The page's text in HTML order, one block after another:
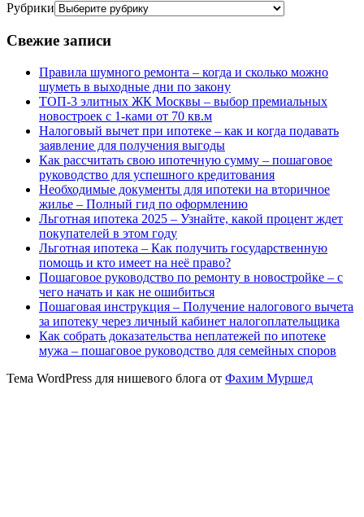
Рубрики
Свежие записи
Правила шумного ремонта – когда и сколько можно
шуметь в выходные дни по закону
ТОП-3 элитных ЖК Москвы – выбор премиальных
новостроек с 1-ками от 70 кв.м
Налоговый вычет при ипотеке – как и когда подавать
заявление для получения выгоды
Как рассчитать свою ипотечную сумму – пошаговое
руководство для успешного кредитования
Необходимые документы для ипотеки на вторичное
жилье – Полный гид по оформлению
Льготная ипотека 2025 – Узнайте, какой процент ждет
покупателей в этом году
Льготная ипотека – Как получить государственную
помощь и кто имеет на неё право?
Пошаговое руководство по ремонту в новостройке – с
чего начать и как не ошибиться
Пошаговая инструкция – Получение налогового вычета
за ипотеку через личный кабинет налогоплательщика
Как собрать доказательства неплатежей по ипотеке
мужа – пошаговое руководство для семейных споров
Тема WordPress для нишевого блога от Фахим Муршед